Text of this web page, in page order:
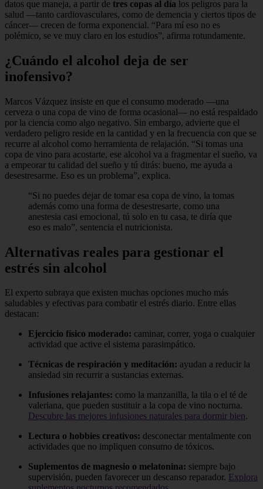
datos que maneja, a partir de tres copas al día los peligros para la
salud —tanto cardiovasculares, como de demencia y ciertos tipos de
cáncer— crecen de forma exponencial. “Para mí eso no es
polémico, se ve muy claro en los estudios”, afirma rotundamente.
¿Cuándo el alcohol deja de ser
inofensivo?
Marcos Vázquez insiste en que el consumo moderado —una
cerveza o una copa de vino de forma ocasional— no está respaldado
por la ciencia como algo negativo. Sin embargo, advierte que el
verdadero peligro reside en la cantidad y en la frecuencia con que se
recurre al alcohol como herramienta de relajación. “Si tomas una
copa de vino para acostarte, ese alcohol va a fragmentar el sueño, va
a empeorar tu calidad del sueño y tú dirás: bueno, me ayuda a
desestresarme. Eso es un problema”, explica.
“Si no puedes dejar de tomar esa copa de vino, la tomas
además como una forma de desestresarte, como una
anestesia casi emocional, tú solo en tu casa, te diría que
eso es malo”, sentencia el nutricionista.
Alternativas reales para gestionar el
estrés sin alcohol
El experto subraya que existen muchas opciones mucho más
saludables y efectivas para combatir el estrés diario. Entre ellas
destacan:
Ejercicio físico moderado: caminar, correr, yoga o cualquier
actividad que active el sistema parasimpático.
Técnicas de respiración y meditación: ayudan a reducir la
ansiedad sin recurrir a sustancias externas.
Infusiones relajantes: como la manzanilla, la tila o el té de
valeriana, que pueden sustituir a la copa de vino nocturna.
Descubre las mejores infusiones naturales para dormir bien.
Lectura o hobbies creativos: desconectar mentalmente con
actividades que no impliquen consumo de tóxicos.
Suplementos de magnesio o melatonina: siempre bajo
supervisión, pueden favorecer un descanso reparador. Explora